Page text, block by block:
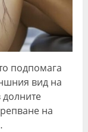
подпомага
вид на
долните
на